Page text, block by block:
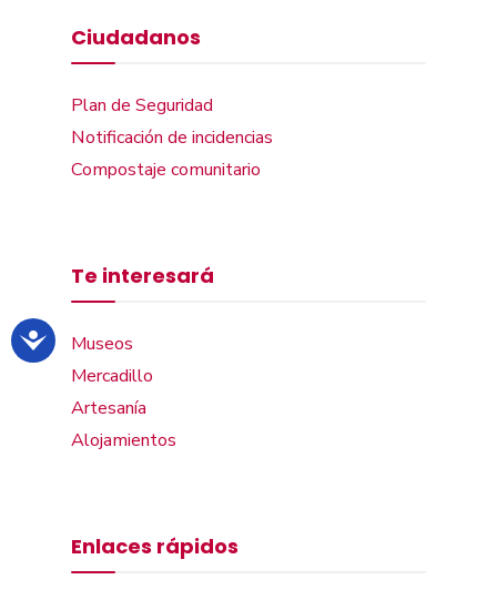
Ciudadanos
Plan de Seguridad
Notificación de incidencias
Compostaje comunitario
Te interesará
Museos
Mercadillo
Artesanía
Alojamientos
Enlaces rápidos